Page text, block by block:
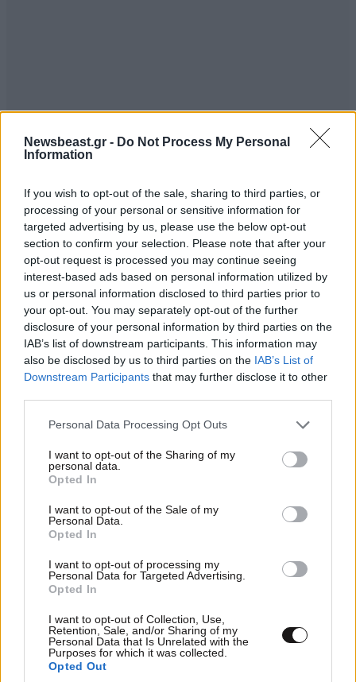
Newsbeast.gr - Do Not Process My Personal
Information
If you wish to opt-out of the sale, sharing to third parties, or
processing of your personal or sensitive information for
targeted advertising by us, please use the below opt-out
section to confirm your selection. Please note that after your
opt-out request is processed you may continue seeing
interest-based ads based on personal information utilized by
us or personal information disclosed to third parties prior to
your opt-out. You may separately opt-out of the further
disclosure of your personal information by third parties on the
IAB’s list of downstream participants. This information may
also be disclosed by us to third parties on the IAB’s List of
Downstream Participants that may further disclose it to other
Please note that this website/app uses one or more Google
not limited to your visit or usage behaviour. You may click to
grant or deny consent to Google and its third-party tags to
use your data for below specified purposes in below Google
consent section.
Personal Data Processing Opt Outs
I want to opt-out of the Sharing of my
personal data.
Opted In
I want to opt-out of the Sale of my
Personal Data.
Opted In
I want to opt-out of processing my
Personal Data for Targeted Advertising.
Opted In
I want to opt-out of Collection, Use,
Retention, Sale, and/or Sharing of my
Personal Data that Is Unrelated with the
Purposes for which it was collected.
Opted Out
ΚΟΣΜΟΣ09·08·2026 07:44
που φέρεται να βρίσκεται πίσω του – Τι ορίζει ο
όρος Greek Mafia